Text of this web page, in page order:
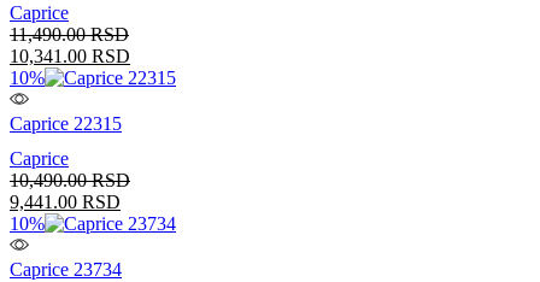
Caprice
11,490.00RSD
10,341.00 RSD
10%
Caprice 22315
Caprice
10,490.00RSD
9,441.00 RSD
10%
Caprice 23734